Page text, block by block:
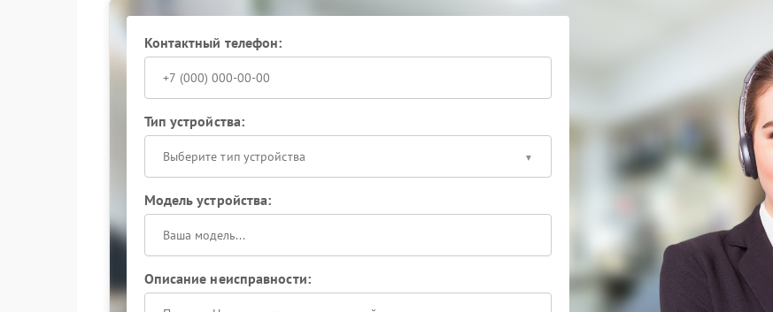
Контактный телефон:
Тип устройства:
Выберите тип устройства
Модель устройства:
Описание неисправности: